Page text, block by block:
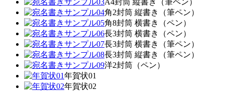
A4封筒 縦書き（筆ペン）
角2封筒 縦書き（筆ペン）
角8封筒 横書き（ペン）
長3封筒 横書き（ペン）
長3封筒 横書き（筆ペン）
長3封筒 縦書き（筆ペン）
洋2封筒（ペン）
年賀状01
年賀状02